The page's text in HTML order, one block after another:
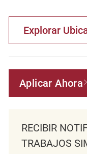
Explorar
Aplicar Ahora
RECIBIR
TRABAJOS